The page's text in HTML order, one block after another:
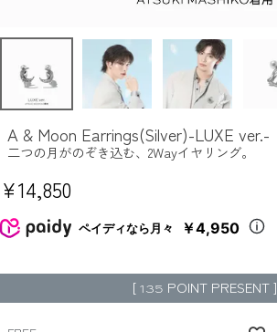
二つの月がのぞき込む、2Wayイヤリング。
A & Moon Earrings(Silver)-LUXE ver.-
¥14,850
ペイディなら月々 ￥4,950
[ 135 POINT PRESENT ]